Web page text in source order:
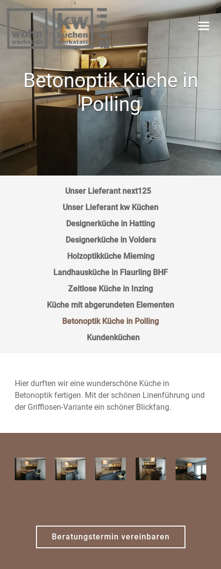
Betonoptik Küche in
Polling
Unser Lieferant next125
Unser Lieferant kw Küchen
Designerküche in Hatting
Designerküche in Volders
Holzoptikküche Mieming
Landhausküche in Flaurling BHF
Zeitlose Küche in Inzing
Küche mit abgerundeten Elementen
Betonoptik Küche in Polling
Kundenküchen
Hier durften wir eine wunderschöne Küche in
Betonoptik fertigen. Mit der schönen Linenführung und
der Grifflosen-Variante ein schöner Blickfang.
Beratungstermin vereinbaren